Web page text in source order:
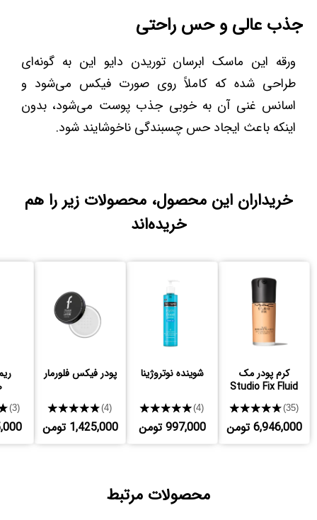
جذب عالی و حس راحتی
ورقه این ماسک ابرسان توریدن دایو این به گونه‌ای
طراحی شده که کاملاً روی صورت فیکس می‌شود و
اسانس غنی آن به خوبی جذب پوست می‌شود، بدون
اینکه باعث ایجاد حس چسبندگی ناخوشایند شود.
خریداران این محصول، محصولات زیر را هم
خریده‌اند
کرم پودر مک
Studio Fix Fluid
★★★★★(35)
6,946,000 تومن
شوینده نوتروژینا
★★★★★(4)
997,000 تومن
پودر فیکس فلورمار
★★★★★(4)
1,425,000 تومن
(3)
محصولات مرتبط